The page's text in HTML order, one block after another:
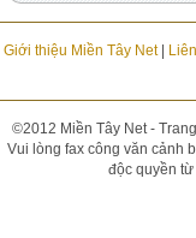
Giới thiệu Miền Tây Net|
©2012 Miền Tây Net -
Vui lòng fax công văn cảnh
độc quyền